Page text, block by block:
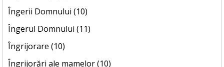
Îngerii Domnului (10)
Îngerul Domnului (11)
Îngrijorare (10)
Îngrijorări ale mamelor (10)